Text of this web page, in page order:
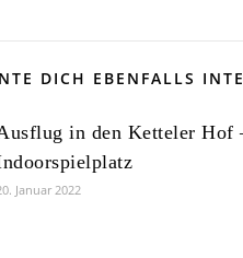
DICH EBENFALLS
in den Ketteler Hof
Januar 2022